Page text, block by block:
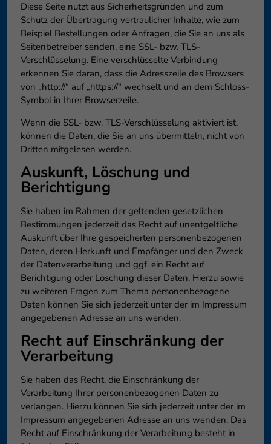
Diese Seite nutzt aus Sicherheitsgründen und zum
Schutz der Übertragung vertraulicher Inhalte, wie zum
Beispiel Bestellungen oder Anfragen, die Sie an uns als
Seitenbetreiber senden, eine SSL- bzw. TLS-
Verschlüsselung. Eine verschlüsselte Verbindung
erkennen Sie daran, dass die Adresszeile des Browsers
von „http://“ auf „https://“ wechselt und an dem Schloss-
Symbol in Ihrer Browserzeile.
Wenn die SSL- bzw. TLS-Verschlüsselung aktiviert ist,
können die Daten, die Sie an uns übermitteln, nicht von
Dritten mitgelesen werden.
Auskunft, Löschung und
Berichtigung
Sie haben im Rahmen der geltenden gesetzlichen
Bestimmungen jederzeit das Recht auf unentgeltliche
Auskunft über Ihre gespeicherten personenbezogenen
Daten, deren Herkunft und Empfänger und den Zweck
der Datenverarbeitung und ggf. ein Recht auf
Berichtigung oder Löschung dieser Daten. Hierzu sowie
zu weiteren Fragen zum Thema personenbezogene
Daten können Sie sich jederzeit unter der im Impressum
angegebenen Adresse an uns wenden.
Recht auf Einschränkung der
Verarbeitung
Sie haben das Recht, die Einschränkung der
Verarbeitung Ihrer personenbezogenen Daten zu
verlangen. Hierzu können Sie sich jederzeit unter der im
Impressum angegebenen Adresse an uns wenden. Das
Recht auf Einschränkung der Verarbeitung besteht in